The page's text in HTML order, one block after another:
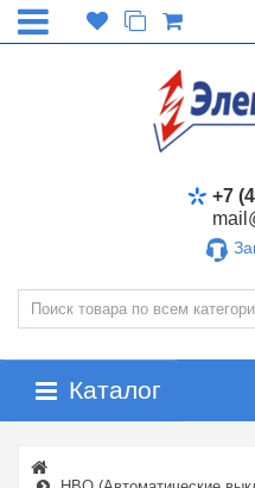
+7
Каталог